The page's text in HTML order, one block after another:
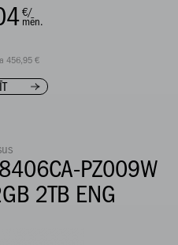
€/
mēn.
456,95 €
PZ009W
2TB ENG